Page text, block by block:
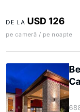
DE LA USD 126
pe cameră / pe noapte